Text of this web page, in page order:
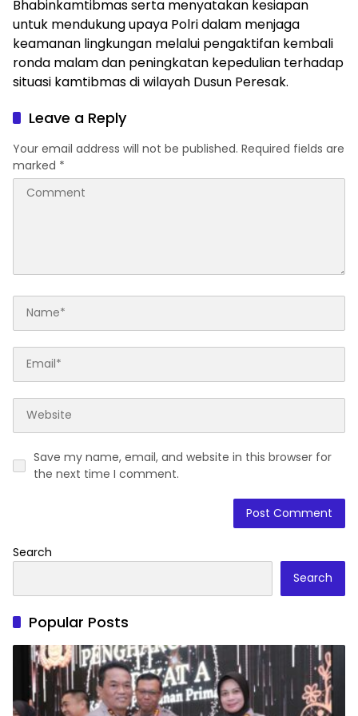
Bhabinkamtibmas serta menyatakan kesiapan
untuk mendukung upaya Polri dalam menjaga
keamanan lingkungan melalui pengaktifan kembali
ronda malam dan peningkatan kepedulian terhadap
situasi kamtibmas di wilayah Dusun Peresak.
Leave a Reply
Your email address will not be published. Required fields are
marked *
Save my name, email, and website in this browser for
the next time I comment.
Search
Search
Popular Posts